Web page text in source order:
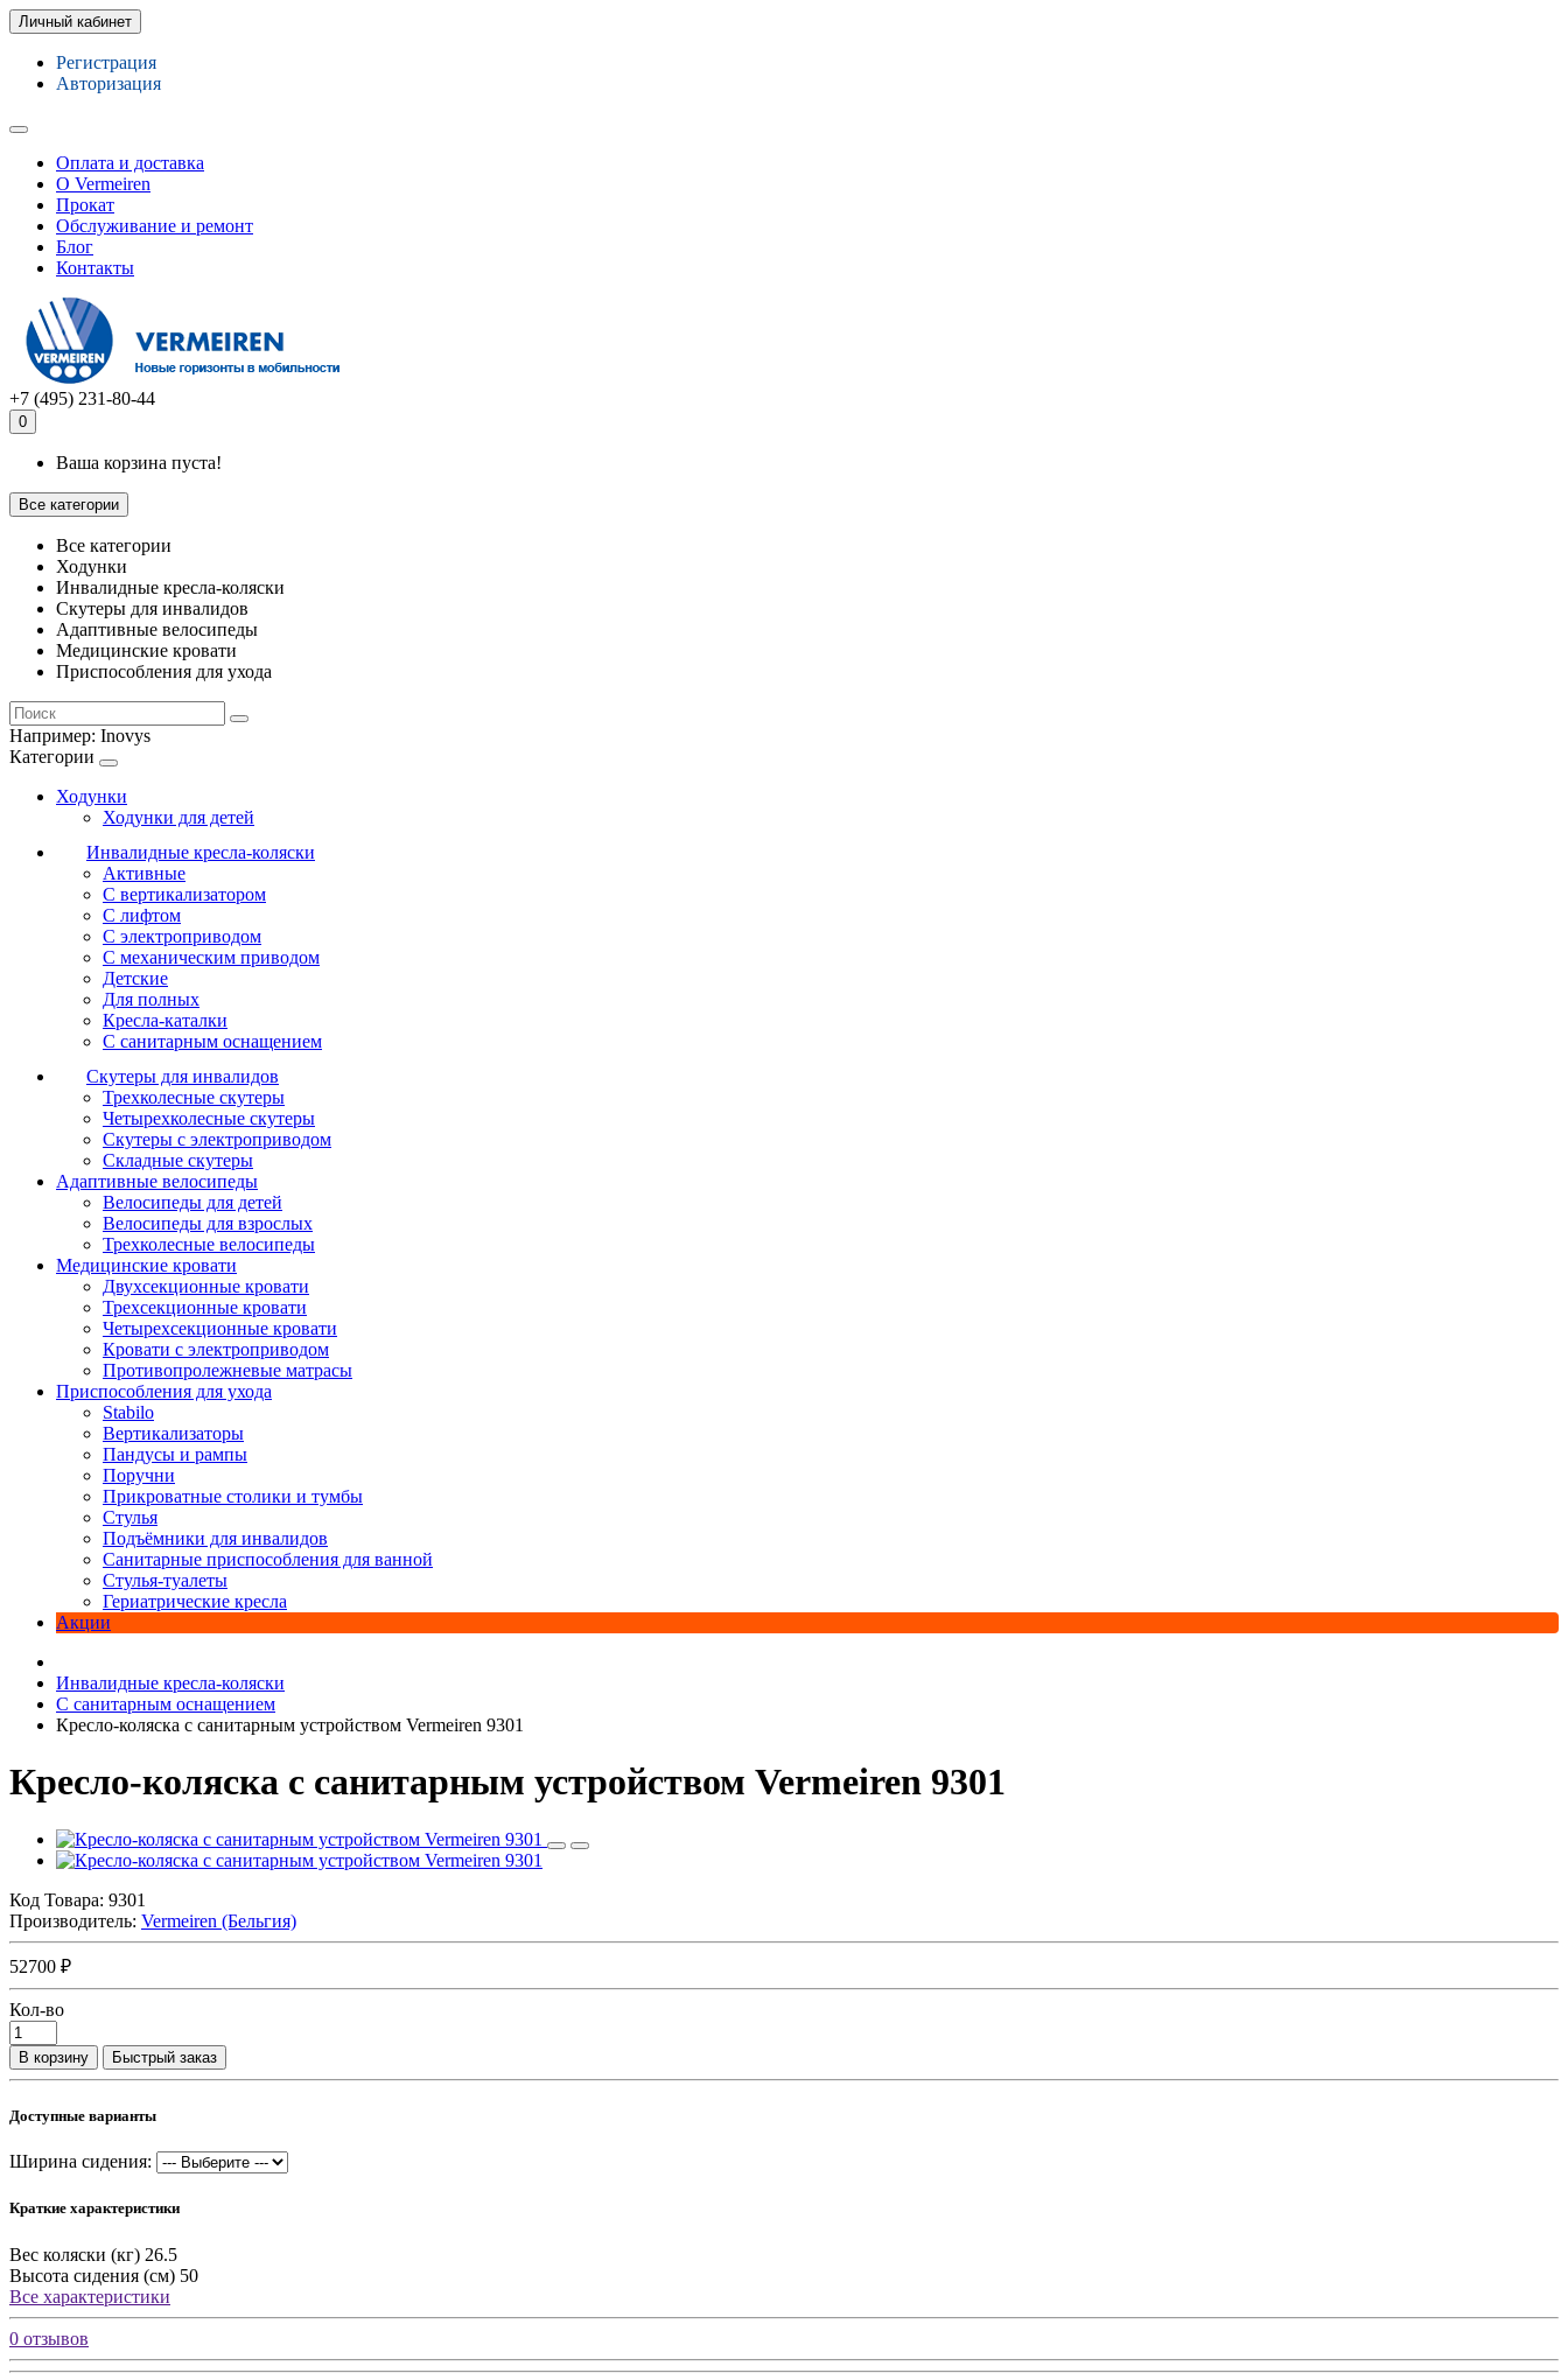
Личный кабинет
Регистрация
Авторизация
Оплата и доставка
О Vermeiren
Прокат
Обслуживание и ремонт
Блог
Контакты
+7 (495) 231-80-44
0
Ваша корзина пуста!
Все категории
Все категории
Ходунки
Инвалидные кресла-коляски
Скутеры для инвалидов
Адаптивные велосипеды
Медицинские кровати
Приспособления для ухода
Например: Inovys
Категории
Ходунки
Ходунки для детей
Инвалидные кресла-коляски
Активные
С вертикализатором
С лифтом
С электроприводом
С механическим приводом
Детские
Для полных
Кресла-каталки
С санитарным оснащением
Скутеры для инвалидов
Трехколесные скутеры
Четырехколесные скутеры
Скутеры с электроприводом
Складные скутеры
Адаптивные велосипеды
Велосипеды для детей
Велосипеды для взрослых
Трехколесные велосипеды
Медицинские кровати
Двухсекционные кровати
Трехсекционные кровати
Четырехсекционные кровати
Кровати с электроприводом
Противопролежневые матрасы
Приспособления для ухода
Stabilo
Вертикализаторы
Пандусы и рампы
Поручни
Прикроватные столики и тумбы
Стулья
Подъёмники для инвалидов
Санитарные приспособления для ванной
Стулья-туалеты
Гериатрические кресла
Акции
Инвалидные кресла-коляски
С санитарным оснащением
Кресло-коляска с санитарным устройством Vermeiren 9301
Кресло-коляска с санитарным устройством Vermeiren 9301
Код Товара: 9301
Производитель: Vermeiren (Бельгия)
52700 ₽
Кол-во
В корзину Быстрый заказ
Доступные варианты
Ширина сидения:
Краткие характеристики
Вес коляски (кг) 26.5
Высота сидения (см) 50
Все характеристики
0 отзывов